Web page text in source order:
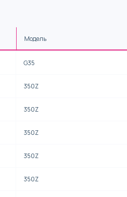
Модель
G35
350Z
350Z
350Z
350Z
350Z